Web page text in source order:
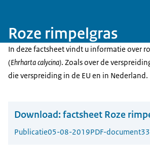
Roze rimpelgras
In deze factsheet vindt u informatie over
(Ehrharta calycina). Zoals over de
die verspreiding in de EU en in Nederland.
Download: factsheet Roze
Publicatie05-08-2019PDF-document